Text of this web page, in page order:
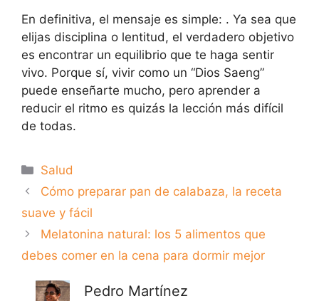
En definitiva, el mensaje es simple: . Ya sea que
elijas disciplina o lentitud, el verdadero objetivo
es encontrar un equilibrio que te haga sentir
vivo. Porque sí, vivir como un “Dios Saeng”
puede enseñarte mucho, pero aprender a
reducir el ritmo es quizás la lección más difícil
de todas.
Categorías
Salud
Cómo preparar pan de calabaza, la receta
suave y fácil
Melatonina natural: los 5 alimentos que
debes comer en la cena para dormir mejor
Pedro Martínez